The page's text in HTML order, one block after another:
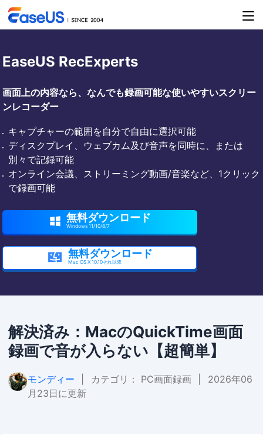
EaseUS RecExperts
画面上の内容なら、なんでも録画可能な使いやすいスクリー
ンレコーダー
キャプチャーの範囲を自分で自由に選択可能
ディスクプレイ、ウェブカム及び音声を同時に、または
別々で記録可能
オンライン会議、ストリーミング動画/音楽など、1クリック
で録画可能
 無料ダウンロード
Windows 11/10/8/7
 無料ダウンロード
Mac OS X 10.10それ以降
解決済み：MacのQuickTime画面
録画で音が入らない【超簡単】
モンディー カテゴリ： PC画面録画
2026年06
月23日に更新